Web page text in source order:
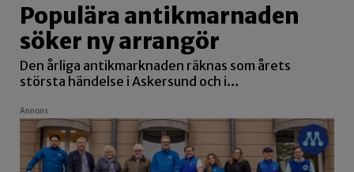
Populära antikmarnaden
söker ny arrangör
Den årliga antikmarknaden räknas som årets
största händelse i Askersund och i…
Annons